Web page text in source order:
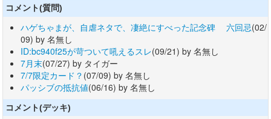
コメント(質問)
ハゲちゃまが、自虐ネタで、凄絶にすべった記念碑 六回忌(02/
09) by 名無し
ID:bc940f25が苛ついて吼えるスレ(09/21) by 名無し
7月末(07/27) by タイガー
7/7限定カード？ (07/09) by 名無し
パッシブの抵抗値(06/16) by 名無し
コメント(デッキ)